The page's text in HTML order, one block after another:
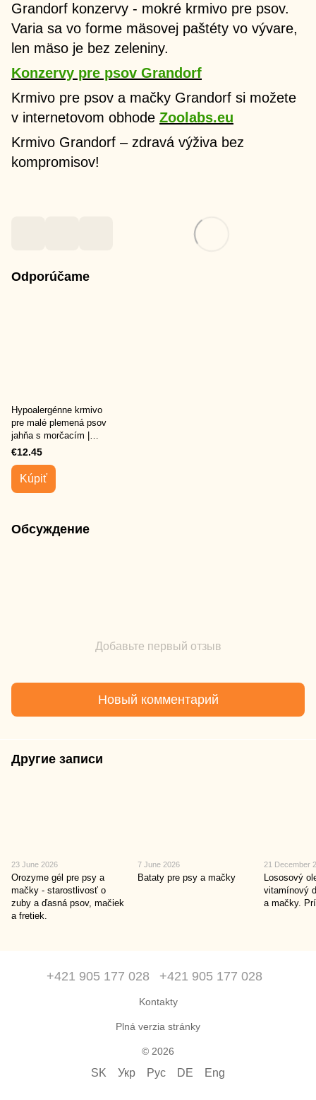
Grandorf konzervy - mokré krmivo pre psov.
Varia sa vo forme mäsovej paštéty vo vývare,
len mäso je bez zeleniny.
Konzervy pre psov Grandorf
Krmivo pre psov a mačky Grandorf si možete
v internetovom obhode Zoolabs.eu
Krmivo Grandorf – zdravá výživa bez
kompromisov!
Odporúčame
Hypoalergénne krmivo
pre malé plemená psov
jahňa s morčacím |
Grandorf Adult Mini
€12.45
Kúpiť
Обсуждение
Добавьте первый отзыв
Новый комментарий
Другие записи
23 June 2026
Orozyme gél pre psy a
mačky - starostlivosť o
zuby a ďasná psov, mačiek
a fretiek.
7 June 2026
Bataty pre psy a mačky
21 December
Lososový
vitamínový
a mačky.
+421 905 177 028 +421 905 177 028
Kontakty
Plná verzia stránky
© 2026
SK Укр Рус DE Eng